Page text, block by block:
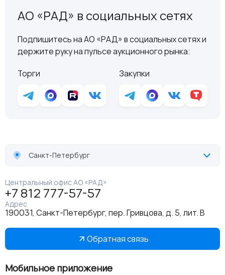
АО «РАД» в социальных сетях
Подпишитесь на АО «РАД» в социальных сетях и
держите руку на пульсе аукционного рынка:
Торги
Закупки
Санкт-Петербург
Центральный офис АО «РАД»
+7 812 777-57-57
Адрес
190031, Санкт-Петербург, пер. Гривцова, д. 5, лит. В
Обратная связь
Мобильное приложение